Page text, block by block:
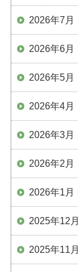
2026年7月
2026年6月
2026年5月
2026年4月
2026年3月
2026年2月
2026年1月
2025年12月
2025年11月